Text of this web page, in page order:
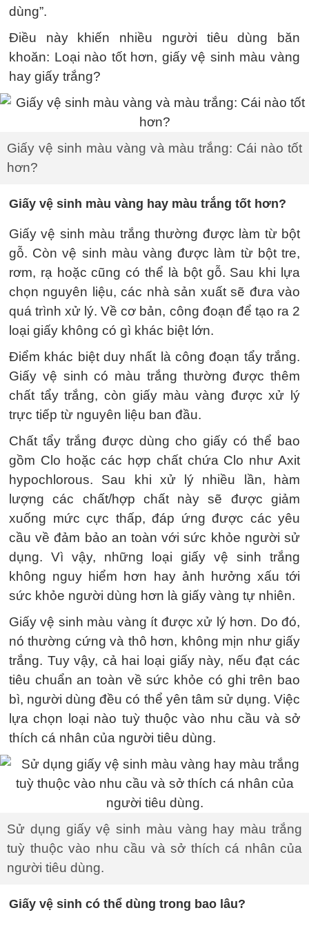
dùng”.
Điều này khiến nhiều người tiêu dùng băn
khoăn: Loại nào tốt hơn, giấy vệ sinh màu vàng
hay giấy trắng?
Giấy vệ sinh màu vàng và màu trắng: Cái nào tốt
hơn?
Giấy vệ sinh màu vàng hay màu trắng tốt hơn?
Giấy vệ sinh màu trắng thường được làm từ bột
gỗ. Còn vệ sinh màu vàng được làm từ bột tre,
rơm, rạ hoặc cũng có thể là bột gỗ. Sau khi lựa
chọn nguyên liệu, các nhà sản xuất sẽ đưa vào
quá trình xử lý. Về cơ bản, công đoạn để tạo ra 2
loại giấy không có gì khác biệt lớn.
Điểm khác biệt duy nhất là công đoạn tẩy trắng.
Giấy vệ sinh có màu trắng thường được thêm
chất tẩy trắng, còn giấy màu vàng được xử lý
trực tiếp từ nguyên liệu ban đầu.
Chất tẩy trắng được dùng cho giấy có thể bao
gồm Clo hoặc các hợp chất chứa Clo như Axit
hypochlorous. Sau khi xử lý nhiều lần, hàm
lượng các chất/hợp chất này sẽ được giảm
xuống mức cực thấp, đáp ứng được các yêu
cầu về đảm bảo an toàn với sức khỏe người sử
dụng. Vì vậy, những loại giấy vệ sinh trắng
không nguy hiểm hơn hay ảnh hưởng xấu tới
sức khỏe người dùng hơn là giấy vàng tự nhiên.
Giấy vệ sinh màu vàng ít được xử lý hơn. Do đó,
nó thường cứng và thô hơn, không mịn như giấy
trắng. Tuy vậy, cả hai loại giấy này, nếu đạt các
tiêu chuẩn an toàn về sức khỏe có ghi trên bao
bì, người dùng đều có thể yên tâm sử dụng. Việc
lựa chọn loại nào tuỳ thuộc vào nhu cầu và sở
thích cá nhân của người tiêu dùng.
Sử dụng giấy vệ sinh màu vàng hay màu trắng
tuỳ thuộc vào nhu cầu và sở thích cá nhân của
người tiêu dùng.
Giấy vệ sinh có thể dùng trong bao lâu?